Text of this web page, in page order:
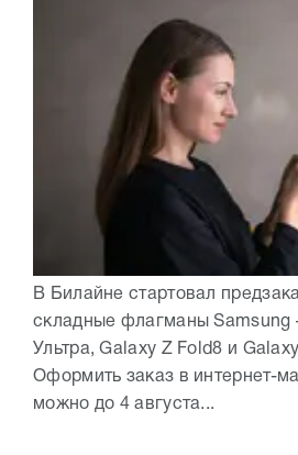
В Билайне стартовал
складные флагманы Samsung
Ультра, Galaxy Z Fold8 и
Оформить заказ в интернет-
можно до 4 августа...